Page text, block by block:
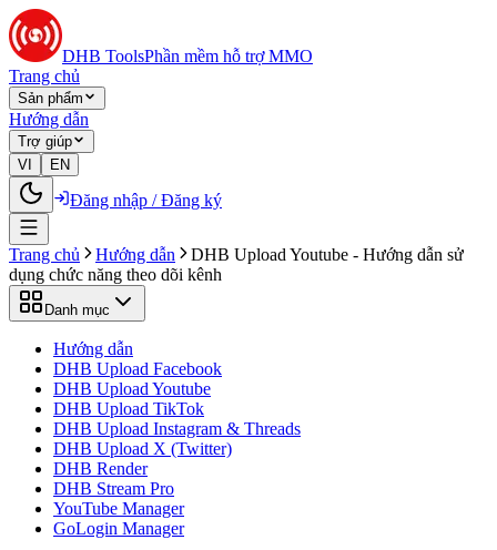
DHB ToolsPhần mềm hỗ trợ MMO
Trang chủ
Sản phẩm
Hướng dẫn
Trợ giúp
VI
EN
Đăng nhập / Đăng ký
Trang chủ Hướng dẫn
DHB Upload Youtube - Hướng dẫn sử
dụng chức năng theo dõi kênh
Danh mục
Hướng dẫn
DHB Upload Facebook
DHB Upload Youtube
DHB Upload TikTok
DHB Upload Instagram & Threads
DHB Upload X (Twitter)
DHB Render
DHB Stream Pro
YouTube Manager
GoLogin Manager